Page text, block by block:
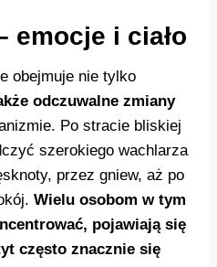
emocje i ciało
obejmuje nie tylko
odczuwalne zmiany
Po stracie bliskiej
szerokiego wachlarza
przez gniew, aż po
Wielu osobom w tym
pojawiają się
często znacznie się